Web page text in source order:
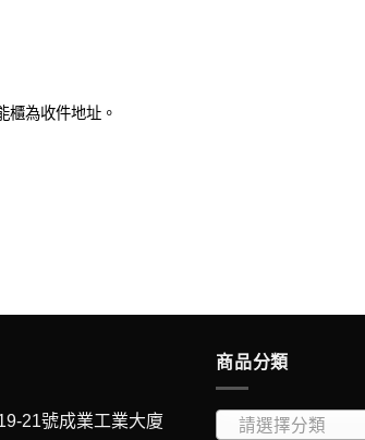
櫃為收件地址。
21號成業工業大廈
商品分類
請選擇分類